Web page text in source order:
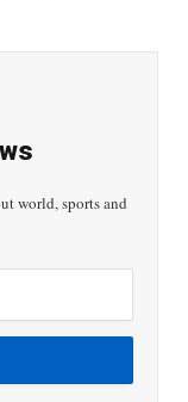
world, sports and